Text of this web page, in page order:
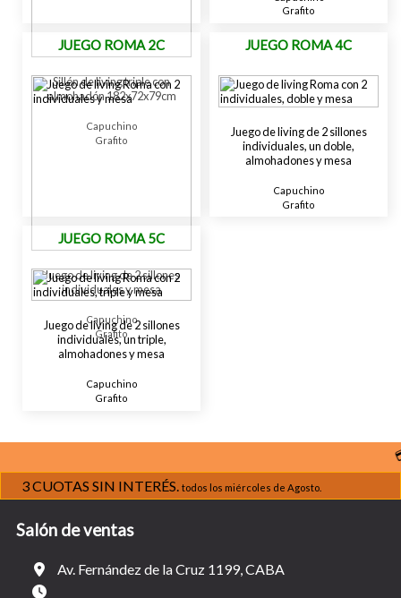
Sillón de living triple con
almohadón 182x72x79cm
Capuchino
Grafito
Grafito
JUEGO ROMA 2C
Juego de living de 2 sillones
individuales y mesa
Capuchino
Grafito
JUEGO ROMA 4C
Juego de living de 2 sillones
individuales, un doble,
almohadones y mesa
Capuchino
Grafito
JUEGO ROMA 5C
Juego de living de 2 sillones
individuales, un triple,
almohadones y mesa
Capuchino
Grafito
💳
3 CUOTAS SIN INTERÉS. todos los miércoles de Agosto.
Salón de ventas
Av. Fernández de la Cruz 1199, CABA